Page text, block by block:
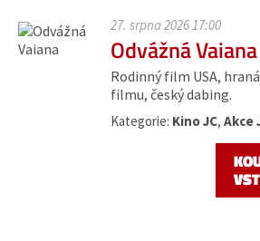
27. srpna 2026 17:00
Odvážná Vaiana
Rodinný film USA,
filmu, český dabing.
Kategorie: Kino JC, Akce